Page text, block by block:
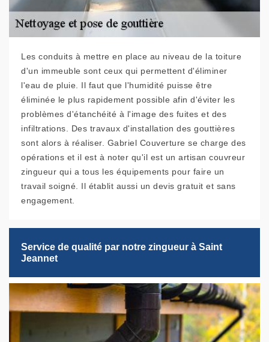
Les conduits à mettre en place au niveau de la toiture
d'un immeuble sont ceux qui permettent d'éliminer
l'eau de pluie. Il faut que l'humidité puisse être
éliminée le plus rapidement possible afin d'éviter les
problèmes d'étanchéité à l'image des fuites et des
infiltrations. Des travaux d'installation des gouttières
sont alors à réaliser. Gabriel Couverture se charge des
opérations et il est à noter qu'il est un artisan couvreur
zingueur qui a tous les équipements pour faire un
travail soigné. Il établit aussi un devis gratuit et sans
engagement.
Service de qualité par notre zingueur à Saint
Jeannet